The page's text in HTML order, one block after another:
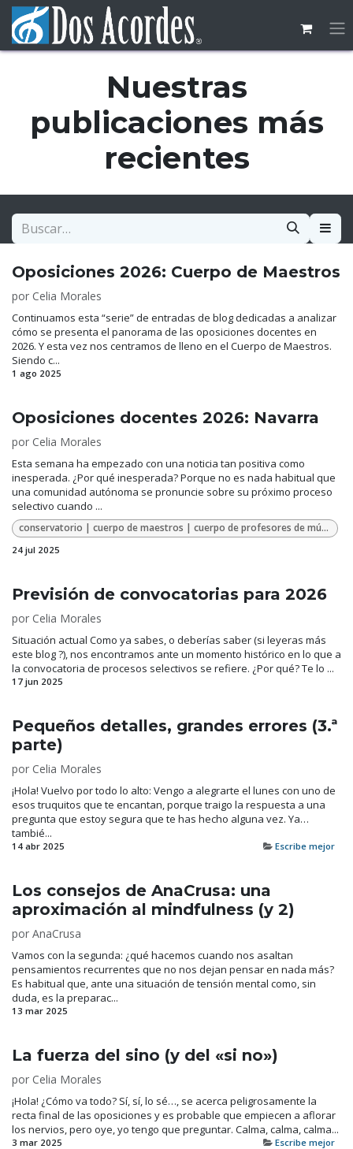
Ir al contenido
Nuestras
publicaciones más
recientes
Oposiciones 2026: Cuerpo de Maestros
por Celia Morales
Continuamos esta “serie” de entradas de blog dedicadas a analizar
cómo se presenta el panorama de las oposiciones docentes en
2026. Y esta vez nos centramos de lleno en el Cuerpo de Maestros.
Siendo c...
1 ago 2025
Oposiciones docentes 2026: Navarra
por Celia Morales
Esta semana ha empezado con una noticia tan positiva como
inesperada. ¿Por qué inesperada? Porque no es nada habitual que
una comunidad autónoma se pronuncie sobre su próximo proceso
selectivo cuando ...
conservatorio | cuerpo de maestros | cuerpo de profesores de música y artes escénicas | música | oposiciones | oposiciones 2026
24 jul 2025
Previsión de convocatorias para 2026
por Celia Morales
Situación actual Como ya sabes, o deberías saber (si leyeras más
este blog ?), nos encontramos ante un momento histórico en lo que a
la convocatoria de procesos selectivos se refiere. ¿Por qué? Te lo ...
17 jun 2025
Pequeños detalles, grandes errores (3.ª
parte)
por Celia Morales
¡Hola! Vuelvo por todo lo alto: Vengo a alegrarte el lunes con uno de
esos truquitos que te encantan, porque traigo la respuesta a una
pregunta que estoy segura que te has hecho alguna vez. Ya…
tambié...
14 abr 2025 Escribe mejor
Los consejos de AnaCrusa: una
aproximación al mindfulness (y 2)
por AnaCrusa
Vamos con la segunda: ¿qué hacemos cuando nos asaltan
pensamientos recurrentes que no nos dejan pensar en nada más?
Es habitual que, ante una situación de tensión mental como, sin
duda, es la preparac...
13 mar 2025
La fuerza del sino (y del «si no»)
por Celia Morales
¡Hola! ¿Cómo va todo? Sí, sí, lo sé…, se acerca peligrosamente la
recta final de las oposiciones y es probable que empiecen a aflorar
los nervios, pero oye, yo tengo que preguntar. Calma, calma, calma...
3 mar 2025 Escribe mejor